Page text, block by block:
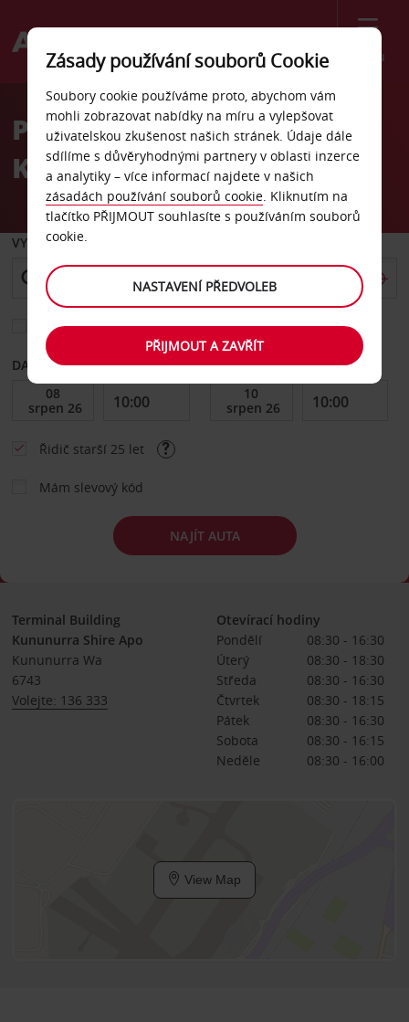
Menu
Welcome
AvisPronájem auta letiště
Kununurra
VYZVEDNOUT Z
Vyberte si jiné místo vrácení
DATUM OD DATUM DO
Řidič starší 25 let
Mám slevový kód
NAJÍT AUTA
Terminal Building
Kununurra Shire Apo
Kununurra Wa
6743
Volejte: 136 333
Otevírací hodiny
Pondělí
08:30 - 16:30
Úterý
08:30 - 18:30
Středa
08:30 - 16:30
Čtvrtek
08:30 - 18:15
Pátek
08:30 - 16:30
Sobota
08:30 - 16:15
Neděle
08:30 - 16:00
View Map
Zásady používání souborů Cookie
Soubory cookie používáme proto, abychom vám
mohli zobrazovat nabídky na míru a vylepšovat
uživatelskou zkušenost našich stránek. Údaje dále
sdílíme s důvěryhodnými partnery v oblasti inzerce
a analytiky – více informací najdete v našich
zásadách používání souborů cookie. Kliknutím na
tlačítko PŘIJMOUT souhlasíte s používáním souborů
cookie.
NASTAVENÍ PŘEDVOLEB
PŘIJMOUT A ZAVŘÍT